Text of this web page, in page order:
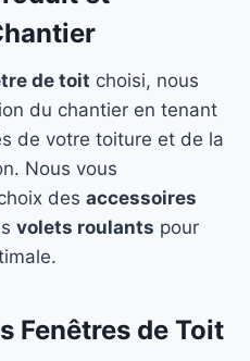
de toit choisi, nous
du chantier en tenant
de votre toiture et de la
Nous vous
des accessoires
volets roulants pour
Fenêtres de Toit